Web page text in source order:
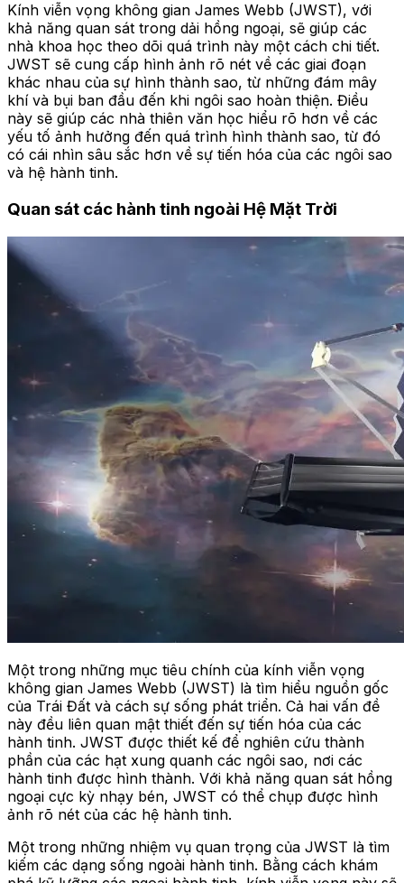
Kính viễn vọng không gian James Webb (JWST), với
khả năng quan sát trong dải hồng ngoại, sẽ giúp các
nhà khoa học theo dõi quá trình này một cách chi tiết.
JWST sẽ cung cấp hình ảnh rõ nét về các giai đoạn
khác nhau của sự hình thành sao, từ những đám mây
khí và bụi ban đầu đến khi ngôi sao hoàn thiện. Điều
này sẽ giúp các nhà thiên văn học hiểu rõ hơn về các
yếu tố ảnh hưởng đến quá trình hình thành sao, từ đó
có cái nhìn sâu sắc hơn về sự tiến hóa của các ngôi sao
và hệ hành tinh.
Quan sát các hành tinh ngoài Hệ Mặt Trời
Một trong những mục tiêu chính của kính viễn vọng
không gian James Webb (JWST) là tìm hiểu nguồn gốc
của Trái Đất và cách sự sống phát triển. Cả hai vấn đề
này đều liên quan mật thiết đến sự tiến hóa của các
hành tinh. JWST được thiết kế để nghiên cứu thành
phần của các hạt xung quanh các ngôi sao, nơi các
hành tinh được hình thành. Với khả năng quan sát hồng
ngoại cực kỳ nhạy bén, JWST có thể chụp được hình
ảnh rõ nét của các hệ hành tinh.
Một trong những nhiệm vụ quan trọng của JWST là tìm
kiếm các dạng sống ngoài hành tinh. Bằng cách khám